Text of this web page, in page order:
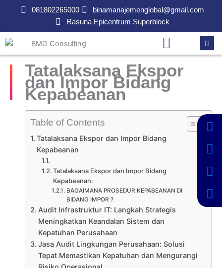
081802265000
binamanajemenglobal@gmail.com
Rasuna Epicentrum Superblock
Tatalaksana Ekspor
dan Impor Bidang
Kepabeanan
Table of Contents
Tatalaksana Ekspor dan Impor Bidang
Kepabeanan
Tatalaksana Ekspor dan Impor Bidang
Kepabeanan:
BAGAIMANA PROSEDUR KEPABEANAN DI
BIDANG IMPOR ?
Audit Infrastruktur IT: Langkah Strategis
Meningkatkan Keandalan Sistem dan
Kepatuhan Perusahaan
Jasa Audit Lingkungan Perusahaan: Solusi
Tepat Memastikan Kepatuhan dan Mengurangi